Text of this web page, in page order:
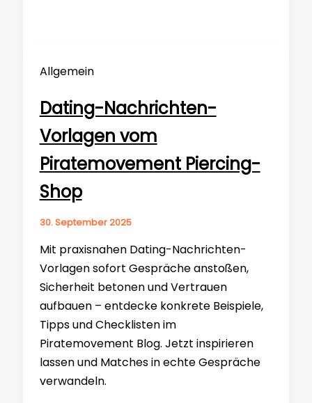
Allgemein
Dating-Nachrichten-
Vorlagen vom
Piratemovement Piercing-
Shop
30. September 2025
Mit praxisnahen Dating-Nachrichten-
Vorlagen sofort Gespräche anstoßen,
Sicherheit betonen und Vertrauen
aufbauen – entdecke konkrete Beispiele,
Tipps und Checklisten im
Piratemovement Blog. Jetzt inspirieren
lassen und Matches in echte Gespräche
verwandeln.